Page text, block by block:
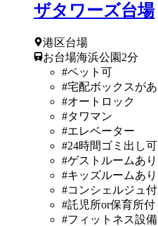
ザタワーズ台場
港区台場
お台場海浜公園 2分
#ペット可
#宅配ボックスが
#オートロック
#タワマン
#エレベーター
#24時間ゴミ出し可
#ゲストルームあり
#キッズルームあり
#コンシェルジュ付
#託児所or保育所付
#フィットネス設備